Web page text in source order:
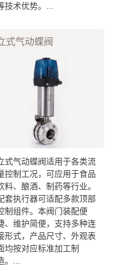
技术优势。...
式气动蝶阀
式气动蝶阀适用于各类流
控制工况，可应用于食品
料、酿酒、制药等行业。
套执行器可适配多款顶部
制组件。本阀门装配便
、维护简便，支持多种连
形式，产品尺寸、外观表
均按对应标准加工制
。...